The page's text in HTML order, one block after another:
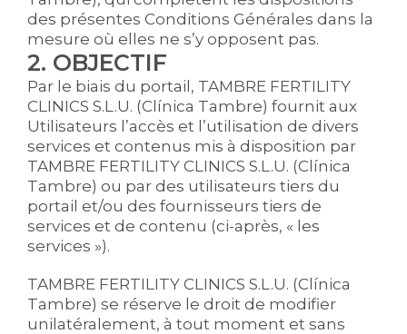
des présentes Conditions Générales dans la
mesure où elles ne s’y opposent pas.
2. OBJECTIF
Par le biais du portail, TAMBRE FERTILITY
CLINICS S.L.U. (Clínica Tambre) fournit aux
Utilisateurs l’accès et l’utilisation de divers
services et contenus mis à disposition par
TAMBRE FERTILITY CLINICS S.L.U. (Clínica
Tambre) ou par des utilisateurs tiers du
portail et/ou des fournisseurs tiers de
services et de contenu (ci-après, « les
services »).
TAMBRE FERTILITY CLINICS S.L.U. (Clínica
Tambre) se réserve le droit de modifier
unilatéralement, à tout moment et sans